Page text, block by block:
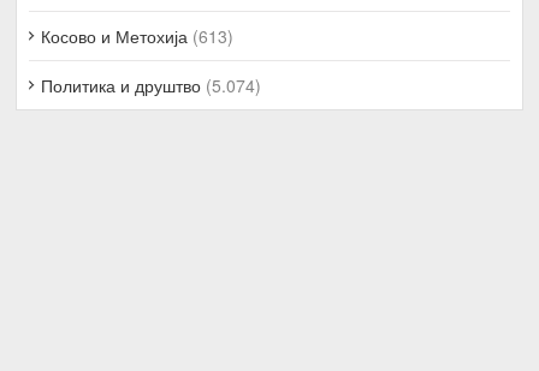
Косово и Метохија (613)
Политика и друштво (5.074)